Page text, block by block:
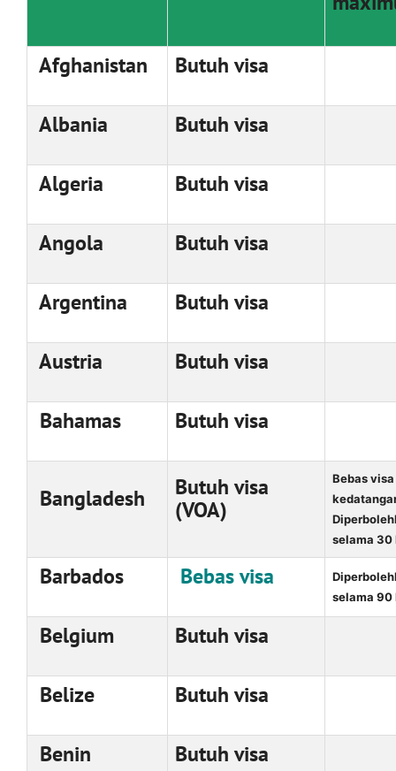
Afghanistan Butuh visa
Albania Butuh visa
Algeria Butuh visa
Angola Butuh visa
Argentina Butuh visa
Austria Butuh visa
Bahamas Butuh visa
Bangladesh
Butuh visa
(VOA)
Bebas
selama 30
Barbados Bebas visa
selama 90
Belgium Butuh visa
Belize Butuh visa
Benin Butuh visa